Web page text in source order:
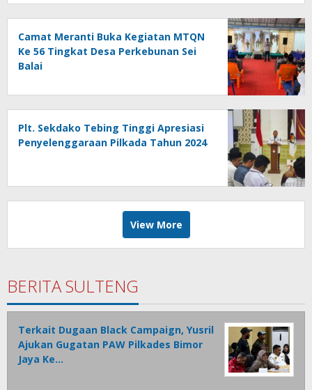
Camat Meranti Buka Kegiatan MTQN
Ke 56 Tingkat Desa Perkebunan Sei
Balai
Plt. Sekdako Tebing Tinggi Apresiasi
Penyelenggaraan Pilkada Tahun 2024
View More
BERITA SULTENG
Terkait Dugaan Black Campaign, Yusril
Ajukan Gugatan PAW Pilkades Bimor
Jaya Ke…